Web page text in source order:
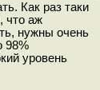
Как раз таки
что аж
нужны очень
98%
уровень